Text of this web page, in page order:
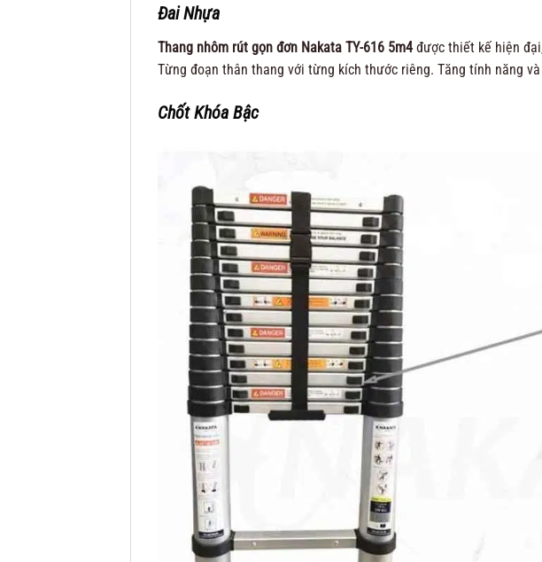
Đai Nhựa
Thang nhôm rút gọn đơn Nakata TY-616 5m4 được thiết kế hiện
Từng đoạn thân thang với từng kích thước riêng. Tăng tính năng
Chốt Khóa Bậc